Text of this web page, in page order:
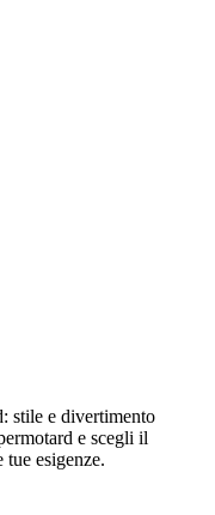
stile e divertimento
e scegli il
esigenze.